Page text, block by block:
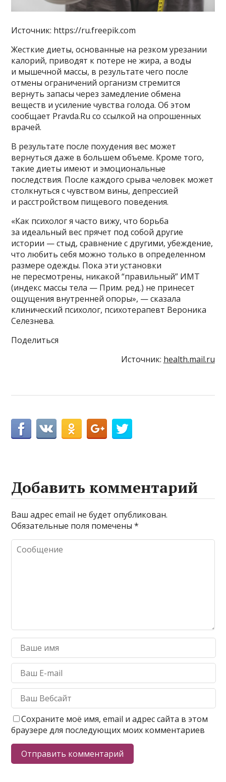
Источник: https://ru.freepik.com
Жесткие диеты, основанные на резком урезании
калорий, приводят к потере не жира, а воды
и мышечной массы, в результате чего после
отмены ограничений организм стремится
вернуть запасы через замедление обмена
веществ и усиление чувства голода. Об этом
сообщает Pravda.Ru со ссылкой на опрошенных
врачей.
В результате после похудения вес может
вернуться даже в большем объеме. Кроме того,
такие диеты имеют и эмоциональные
последствия. После каждого срыва человек может
столкнуться с чувством вины, депрессией
и расстройством пищевого поведения.
«Как психолог я часто вижу, что борьба
за идеальный вес прячет под собой другие
истории — стыд, сравнение с другими, убеждение,
что любить себя можно только в определенном
размере одежды. Пока эти установки
не пересмотрены, никакой “правильный” ИМТ
(индекс массы тела — Прим. ред.) не принесет
ощущения внутренней опоры», — сказала
клинический психолог, психотерапевт Вероника
Селезнева.
Поделиться
Источник: health.mail.ru
Добавить комментарий
Ваш адрес email не будет опубликован.
Обязательные поля помечены*
Сохраните моё имя, email и адрес сайта в этом
браузере для последующих моих комментариев